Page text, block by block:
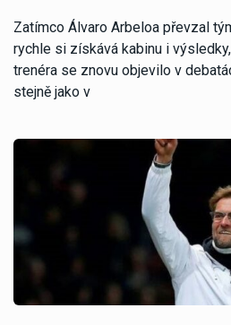
Zatímco Álvaro Arbeloa převzal
rychle si získává kabinu i
trenéra se znovu objevilo v
stejně jako v